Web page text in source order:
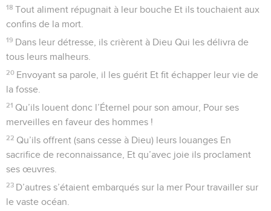
31 Qu’ils louent donc l’Éternel pour son amour, Pour ses
merveilles en faveur des hommes,
32 Le glorifiant dans l’assemblée du peuple, Le célébrant au
conseil des anciens.
33 Il peut changer les fleuves en désert Les sources d’eau en
pays de la soif ;
34 Un sol fertile, il le change en saline Quand ses habitants
se sont pervertis.
35 Mais il change aussi le désert en lac Et la terre aride en
sources d’eau vive.
36 C’est là qu’il établit ceux qui ont faim, Pour y fonder une
ville habitable,
37 Ensemencer des champs, planter des vignes Qui porteront